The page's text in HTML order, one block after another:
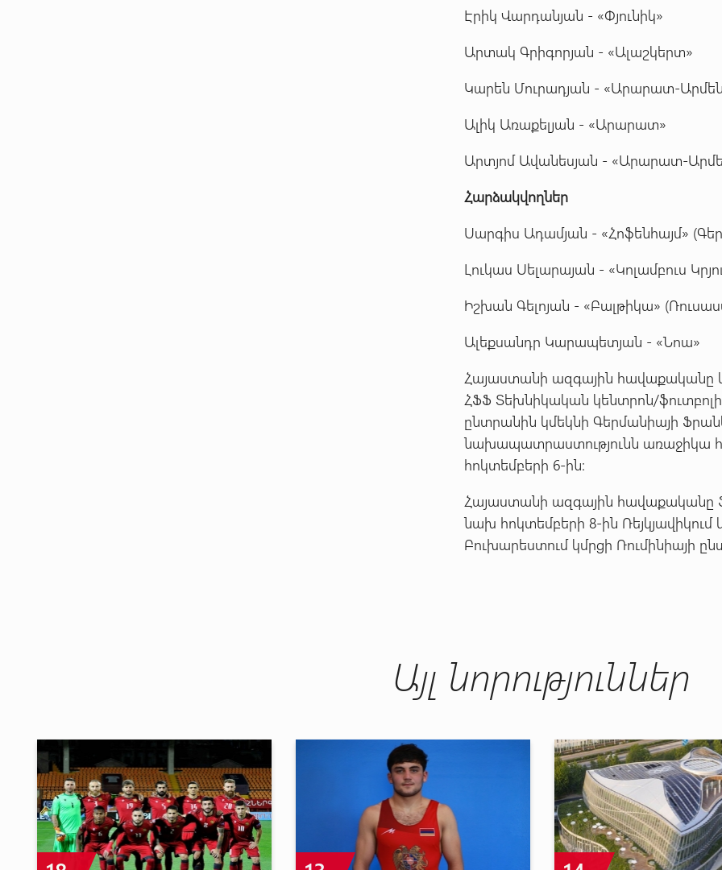
Էրիկ Վարդանյան - «Փյունիկ»
Արտակ Գրիգորյան - «Ալաշկերտ»
Կարեն Մուրադյան - «Արարատ-
Ալիկ Առաքելյան - «Արարատ»
Արտյոմ Ավանեսյան - «Արարատ-
Հարձակվողներ
Սարգիս Ադամյան - «Հոֆենհայմ»
Լուկաս Սելարայան - «Կոլամբուս
Իշխան Գելոյան - «Բալթիկա»
Ալեքսանդր Կարապետյան - «Նոա»
Հայաստանի ազգային հավաքականը
ՀՖՖ Տեխնիկական կենտրոն/
ընտրանին կմեկնի Գերմանիայի
նախապատրաստությունն առաջիկա
հոկտեմբերի 6-ին:
Հայաստանի ազգային հավաքականը
նախ հոկտեմբերի 8-ին Ռեյկյավիկում
Բուխարեստում կմրցի Ռումինիայի
Այլ նորություններ